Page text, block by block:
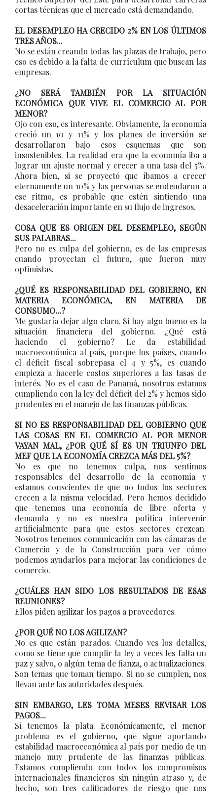
cortas técnicas que el mercado está demandando.
EL DESEMPLEO HA CRECIDO 2% EN LOS ÚLTIMOS
TRES AÑOS...
No se están creando todas las plazas de trabajo, pero
eso es debido a la falta de currículum que buscan las
empresas.
¿NO SERÁ TAMBIÉN POR LA SITUACIÓN
ECONÓMICA QUE VIVE EL COMERCIO AL POR
MENOR?
Ojo con eso, es interesante. Obviamente, la economía
creció un 10 y 11% y los planes de inversión se
desarrollaron bajo esos esquemas que son
insostenibles. La realidad era que la economía iba a
lograr un ajuste normal y crecer a una tasa del 5%.
Ahora bien, si se proyectó que íbamos a crecer
eternamente un 10% y las personas se endeudaron a
ese ritmo, es probable que estén sintiendo una
desaceleración importante en su flujo de ingresos.
COSA QUE ES ORIGEN DEL DESEMPLEO, SEGÚN
SUS PALABRAS...
Pero no es culpa del gobierno, es de las empresas
cuando proyectan el futuro, que fueron muy
optimistas.
¿QUÉ ES RESPONSABILIDAD DEL GOBIERNO, EN
MATERIA ECONÓMICA, EN MATERIA DE
CONSUMO...?
Me gustaría dejar algo claro. Si hay algo bueno es la
situación financiera del gobierno. ¿Qué está
haciendo el gobierno? Le da estabilidad
macroeconómica al país, porque los países, cuando
el déficit fiscal sobrepasa el 4 y 5%, es cuando
empieza a hacerle costos superiores a las tasas de
interés. No es el caso de Panamá, nosotros estamos
cumpliendo con la ley del déficit del 2% y hemos sido
prudentes en el manejo de las finanzas públicas.
SI NO ES RESPONSABILIDAD DEL GOBIERNO QUE
LAS COSAS EN EL COMERCIO AL POR MENOR
VAYAN MAL, ¿POR QUÉ SÍ ES UN TRIUNFO DEL
MEF QUE LA ECONOMÍA CREZCA MÁS DEL 5%?
No es que no tenemos culpa, nos sentimos
responsables del desarrollo de la economía y
estamos conscientes de que no todos los sectores
crecen a la misma velocidad. Pero hemos decidido
que tenemos una economía de libre oferta y
demanda y no es nuestra política intervenir
artificialmente para que estos sectores crezcan.
Nosotros tenemos comunicación con las cámaras de
Comercio y de la Construcción para ver cómo
podemos ayudarlos para mejorar las condiciones de
comercio.
¿CUÁLES HAN SIDO LOS RESULTADOS DE ESAS
REUNIONES?
Ellos piden agilizar los pagos a proveedores.
¿POR QUÉ NO LOS AGILIZAN?
No es que están parados. Cuando ves los detalles,
como se tiene que cumplir la ley a veces les falta un
paz y salvo, o algún tema de fianza, o actualizaciones.
Son temas que toman tiempo. Si no se cumplen, nos
llevan ante las autoridades después.
SIN EMBARGO, LES TOMA MESES REVISAR LOS
PAGOS...
Sí tenemos la plata. Económicamente, el menor
problema es el gobierno, que sigue aportando
estabilidad macroeconómica al país por medio de un
manejo muy prudente de las finanzas públicas.
Estamos cumpliendo con todos los compromisos
internacionales financieros sin ningún atraso y, de
hecho, son tres calificadores de riesgo que nos